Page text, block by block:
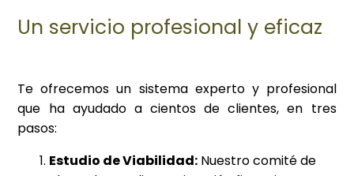
Un servicio profesional y eficaz
Te ofrecemos un sistema experto y profesional
que ha ayudado a cientos de clientes, en tres
pasos:
Estudio de Viabilidad: Nuestro comité de